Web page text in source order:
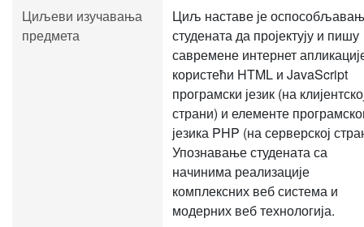
Циљеви изучавања
предмета
Циљ наставе је
студената да пројектују и пишу
савремене интернет
користећи HTML и JavaScript
програмски језик (на
страни) и елементе
језика PHP (на серверској
Упознавање студената са
начинима реализације
комплексних веб система и
модерних веб технологија.